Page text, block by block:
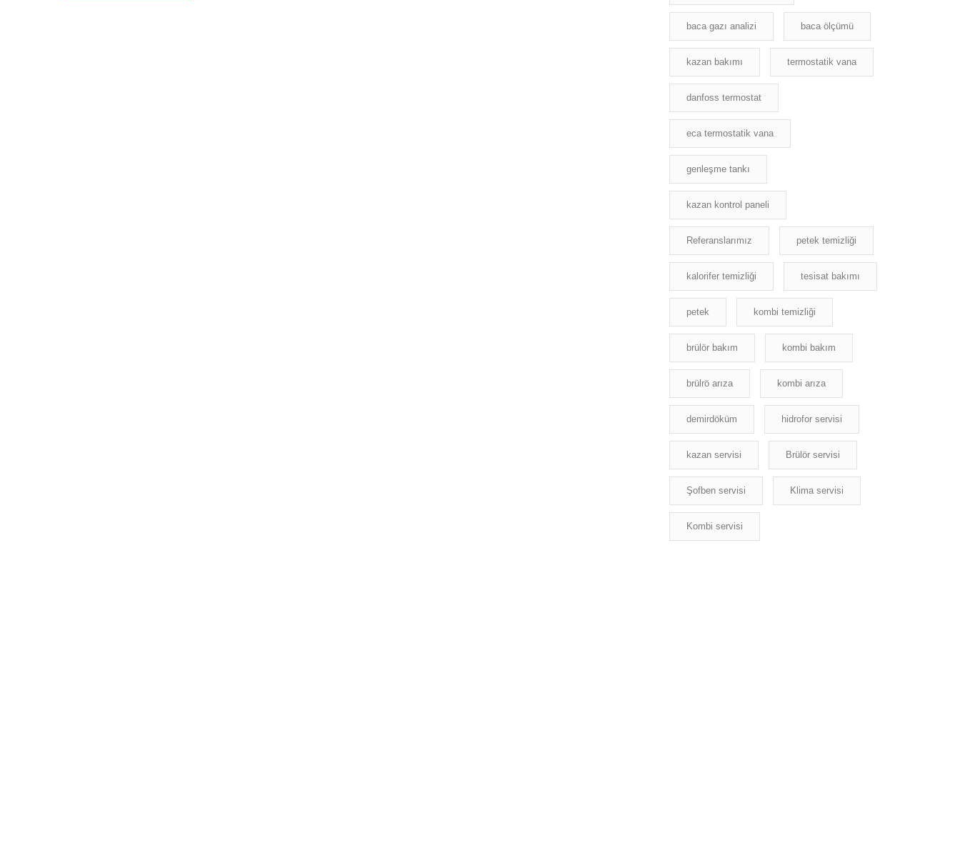
baca gazı analizi baca ölçümü
kazan bakımı termostatik vana
danfoss termostat
eca termostatik vana
genleşme tankı
kazan kontrol paneli
Referanslarımız petek temizliği
kalorifer temizliği tesisat bakımı
petek kombi temizliği
brülör bakım kombi bakım
brülrö arıza kombi arıza
demirdöküm hidrofor servisi
kazan servisi Brülör servisi
Şofben servisi Klima servisi
Kombi servisi